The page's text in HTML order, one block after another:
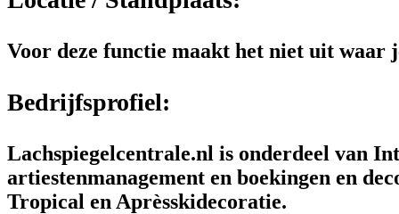
Voor deze functie maakt het niet uit waar
Bedrijfsprofiel:
Lachspiegelcentrale.nl is onderdeel van
artiestenmanagement en boekingen en
Tropical en Aprèsskidecoratie.